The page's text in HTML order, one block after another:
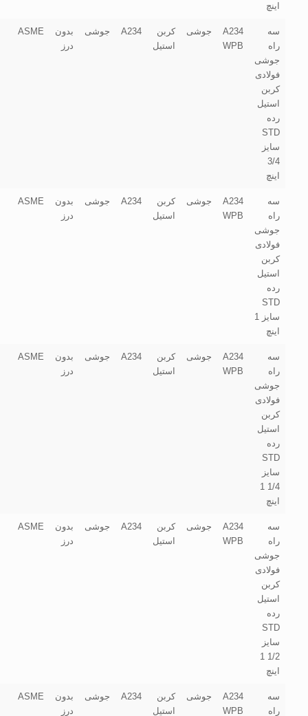
اینچ
سه
راه
جوشی
فولادی
کربن
استیل
رده
STD
سایز
3/4
اینچ
A234
WPB
جوشی
کربن
استیل
A234 جوشی
بدون
درز
ASME
سه
راه
جوشی
فولادی
کربن
استیل
رده
STD
سایز 1
اینچ
A234
WPB
جوشی
کربن
استیل
A234 جوشی
بدون
درز
ASME
سه
راه
جوشی
فولادی
کربن
استیل
رده
STD
سایز
1/4 1
اینچ
A234
WPB
جوشی
کربن
استیل
A234 جوشی
بدون
درز
ASME
سه
راه
جوشی
فولادی
کربن
استیل
رده
STD
سایز
1/2 1
اینچ
A234
WPB
جوشی
کربن
استیل
A234 جوشی
بدون
درز
ASME
سه
راه
A234
WPB
جوشی
کربن
استیل
A234 جوشی
بدون
درز
ASME